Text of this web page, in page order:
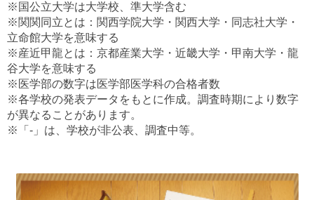
ブックマークした学校はありません
※国公立大学は大学校、準大学含む
※関関同立とは：関西学院大学・関西大学・同志社大学・
立命館大学を意味する
※産近甲龍とは：京都産業大学・近畿大学・甲南大学・龍
谷大学を意味する
※医学部の数字は医学部医学科の合格者数
※各学校の発表データをもとに作成。調査時期により数字
が異なることがあります。
※「-」は、学校が非公表、調査中等。